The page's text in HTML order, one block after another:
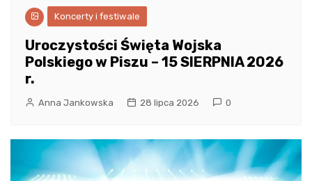
Koncerty i festiwale
Uroczystości Święta Wojska
Polskiego w Piszu – 15 SIERPNIA 2026
r.
Anna Jankowska 28 lipca 2026 0